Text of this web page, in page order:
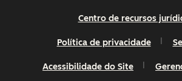
Centro de recursos
Política de privacidade
Acessibilidade do Site